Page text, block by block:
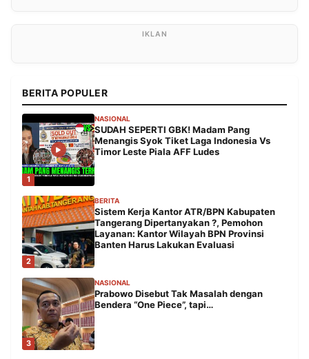
BERITA POPULER
1
NASIONAL
SUDAH SEPERTI GBK! Madam Pang
Menangis Syok Tiket Laga Indonesia Vs
Timor Leste Piala AFF Ludes
2
BERITA
Sistem Kerja Kantor ATR/BPN Kabupaten
Tangerang Dipertanyakan ?, Pemohon
Layanan: Kantor Wilayah BPN Provinsi
Banten Harus Lakukan Evaluasi
3
NASIONAL
Prabowo Disebut Tak Masalah dengan
Bendera “One Piece”, tapi…